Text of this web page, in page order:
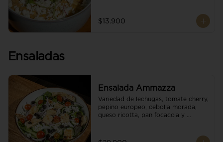
$13.900
Ensaladas
Ensalada Ammazza
Variedad de lechugas, tomate cherry,
pepino europeo, cebolla morada,
queso ricotta, pan focaccia y